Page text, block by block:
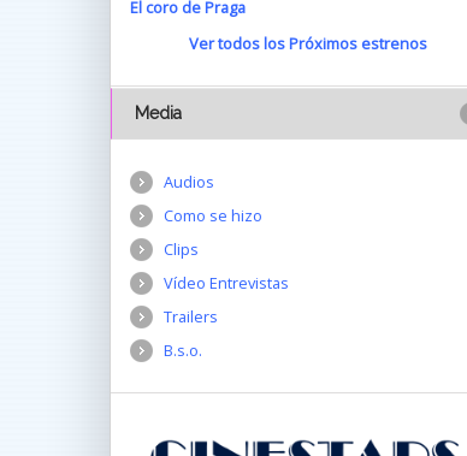
El coro de Praga
Ver todos los Próximos estrenos
Media
Audios
Como se hizo
Clips
Vídeo Entrevistas
Trailers
B.s.o.